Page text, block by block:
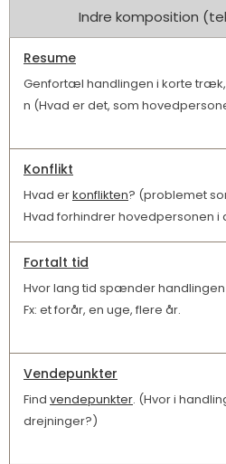
Indre komposition
Resume
Genfortæl handlingen i korte
n (Hvad er det, som
Konflikt
Hvad erkonflikten? (problemet
Hvad forhindrer hovedpersonen i
Fortalt tid
Hvor lang tid spænder
Fx: et forår, en uge, flere år.
Vendepunkter
Find vendepunkter. (Hvor i
drejninger?)